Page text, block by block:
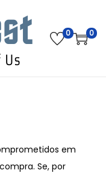
0 0
em
Se, por